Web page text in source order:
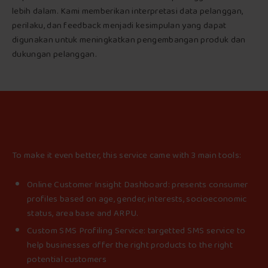
lebih dalam. Kami memberikan interpretasi data pelanggan,
perilaku, dan feedback menjadi kesimpulan yang dapat
digunakan untuk meningkatkan pengembangan produk dan
dukungan pelanggan.
To make it even better, this service came with 3 main tools:
Online Customer Insight Dashboard: presents consumer
profiles based on age, gender, interests, socioeconomic
status, area base and ARPU.
Custom SMS Profiling Service: targetted SMS service to
help businesses offer the right products to the right
potential customers